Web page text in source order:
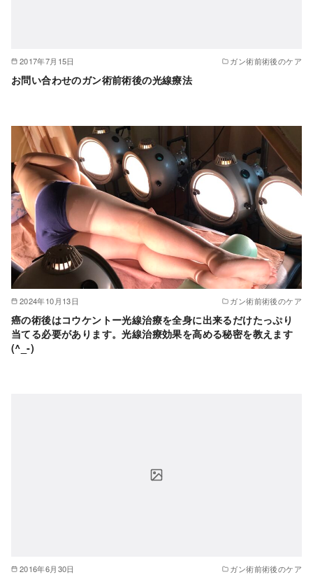
2017年7月15日 ガン術前術後のケア
お問い合わせのガン術前術後の光線療法
2024年10月13日 ガン術前術後のケア
癌の術後はコウケントー光線治療を全身に出来るだけたっぷり
当てる必要があります。光線治療効果を高める秘密を教えます
(^_-)
2016年6月30日 ガン術前術後のケア